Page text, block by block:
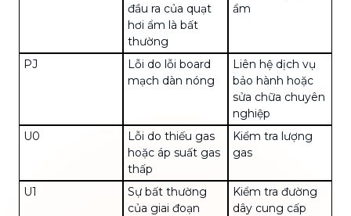
đầu ra của quạt
hơi ẩm là bất
thường
ẩm
PJ
Lỗi do lỗi board
mạch dàn nóng
Liên hệ dịch vụ
bảo hành hoặc
sửa chữa chuyên
nghiệp
U0
Lỗi do thiếu gas
hoặc áp suất gas
thấp
Kiểm tra lượng
gas
U1
Sự bất thường
của giai đoạn
Kiểm tra đường
dây cung cấp